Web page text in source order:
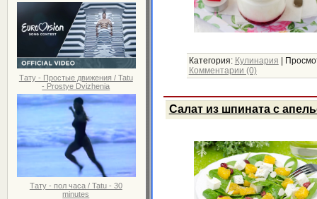
Тату - Простые движения / Tatu
- Prostye Dvizhenia
Тату - пол часа / Tatu - 30
minutes
Категория: Кулинария
Комментарии (0)
Салат из шпината с